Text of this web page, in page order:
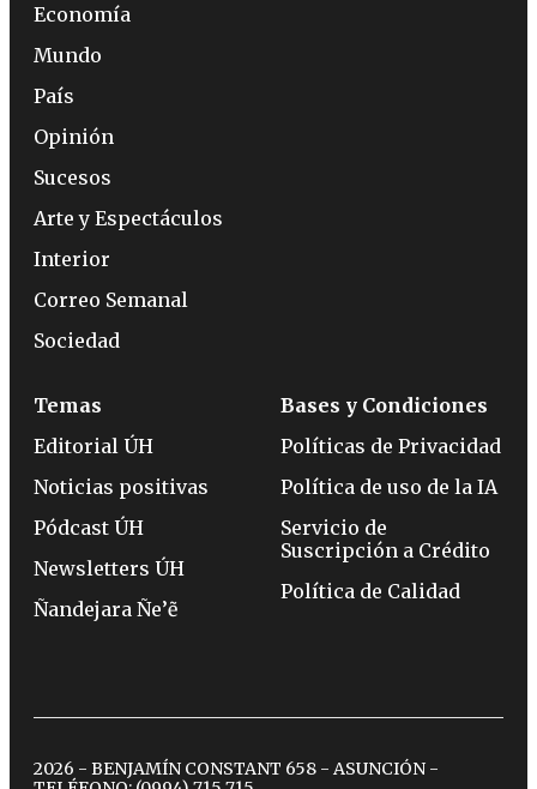
Economía
Mundo
País
Opinión
Sucesos
Arte y Espectáculos
Interior
Correo Semanal
Sociedad
Temas
Editorial ÚH
Noticias positivas
Pódcast ÚH
Newsletters ÚH
Ñandejara Ñe’ẽ
Bases y Condiciones
Políticas de Privacidad
Política de uso de la IA
Servicio de
Suscripción a Crédito
Política de Calidad
2026 - BENJAMÍN CONSTANT 658 - ASUNCIÓN -